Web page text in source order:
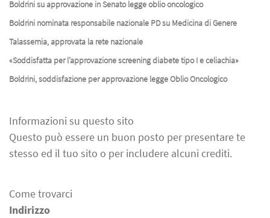
Boldrini su approvazione in Senato legge oblio oncologico
Boldrini nominata responsabile nazionale PD su Medicina di Genere
Talassemia, approvata la rete nazionale
«Soddisfatta per l’approvazione screening diabete tipo I e celiachia»
Boldrini, soddisfazione per approvazione legge Oblio Oncologico
Informazioni su questo sito
Questo può essere un buon posto per presentare te
stesso ed il tuo sito o per includere alcuni crediti.
Come trovarci
Indirizzo